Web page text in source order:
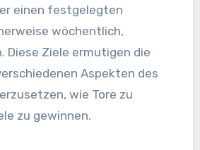
einen festgelegten
wöchentlich,
Diese Ziele ermutigen die
Aspekten des
wie Tore zu
zu gewinnen.